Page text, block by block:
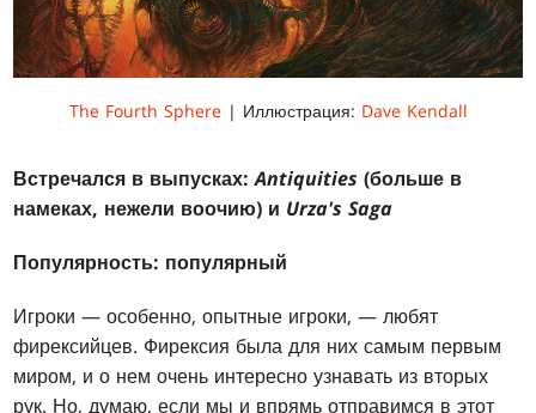
The Fourth Sphere | Иллюстрация: Dave Kendall
Встречался в выпусках:Antiquities (больше в
намеках, нежели воочию) и Urza's Saga
Популярность: популярный
Игроки — особенно, опытные игроки, — любят
фирексийцев. Фирексия была для них самым первым
миром, и о нем очень интересно узнавать из вторых
рук. Но, думаю, если мы и впрямь отправимся в этот